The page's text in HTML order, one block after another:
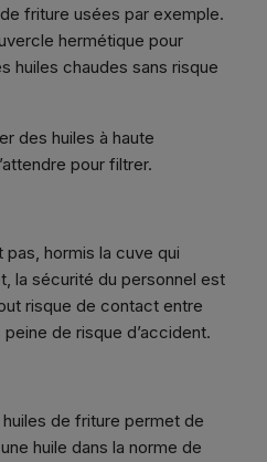
friture usées par exemple.
hermétique pour
huiles chaudes sans risque
des huiles à haute
pour filtrer.
hormis la cuve qui
la sécurité du personnel est
risque de contact entre
peine de risque d’accident.
de friture permet de
huile dans la norme de